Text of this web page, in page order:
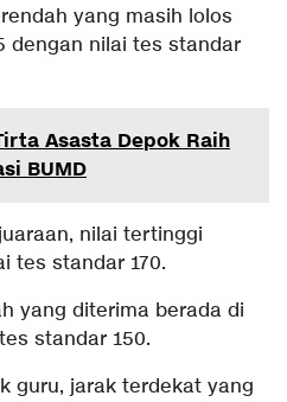
yang masih lolos
dengan nilai tes standar
Asasta Depok Raih
BUMD
nilai tertinggi
tes standar 170.
yang diterima berada di
standar 150.
guru, jarak terdekat yang